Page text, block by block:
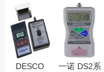
DESCO
一诺 DS2系